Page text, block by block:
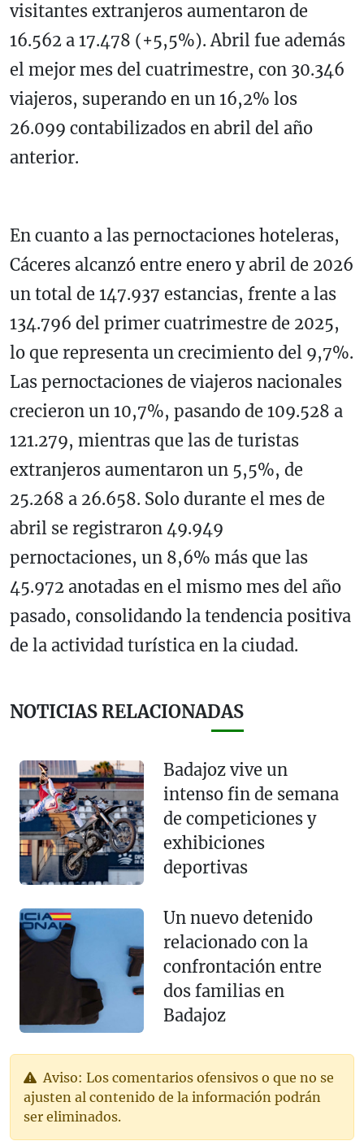
visitantes extranjeros aumentaron de
16.562 a 17.478 (+5,5%). Abril fue además
el mejor mes del cuatrimestre, con 30.346
viajeros, superando en un 16,2% los
26.099 contabilizados en abril del año
anterior.
En cuanto a las pernoctaciones hoteleras,
Cáceres alcanzó entre enero y abril de 2026
un total de 147.937 estancias, frente a las
134.796 del primer cuatrimestre de 2025,
lo que representa un crecimiento del 9,7%.
Las pernoctaciones de viajeros nacionales
crecieron un 10,7%, pasando de 109.528 a
121.279, mientras que las de turistas
extranjeros aumentaron un 5,5%, de
25.268 a 26.658. Solo durante el mes de
abril se registraron 49.949
pernoctaciones, un 8,6% más que las
45.972 anotadas en el mismo mes del año
pasado, consolidando la tendencia positiva
de la actividad turística en la ciudad.
NOTICIAS RELACIONADAS
Badajoz vive un
intenso fin de semana
de competiciones y
exhibiciones
deportivas
Un nuevo detenido
relacionado con la
confrontación entre
dos familias en
Badajoz
Aviso: Los comentarios ofensivos o que no se
ajusten al contenido de la información podrán
ser eliminados.